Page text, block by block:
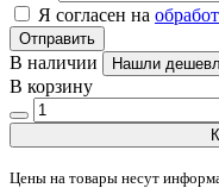
Я согласен на
Отправить
В наличии Нашли
В корзину
Цены на товары несут